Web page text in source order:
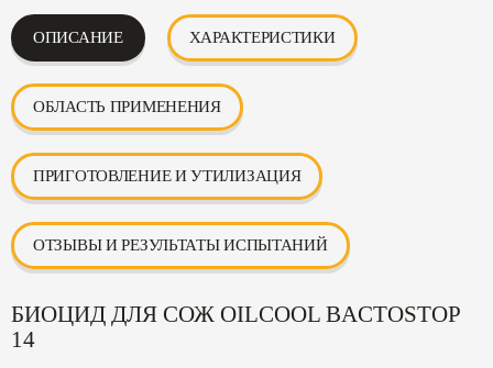
ОПИСАНИЕ ХАРАКТЕРИСТИКИ
ОБЛАСТЬ ПРИМЕНЕНИЯ
ПРИГОТОВЛЕНИЕ И УТИЛИЗАЦИЯ
ОТЗЫВЫ И РЕЗУЛЬТАТЫ ИСПЫТАНИЙ
БИОЦИД ДЛЯ СОЖ OILCOOL BACTOSTOP
14